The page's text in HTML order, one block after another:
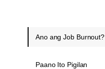
Ano ang Job Burnout?
Paano Ito Pigilan